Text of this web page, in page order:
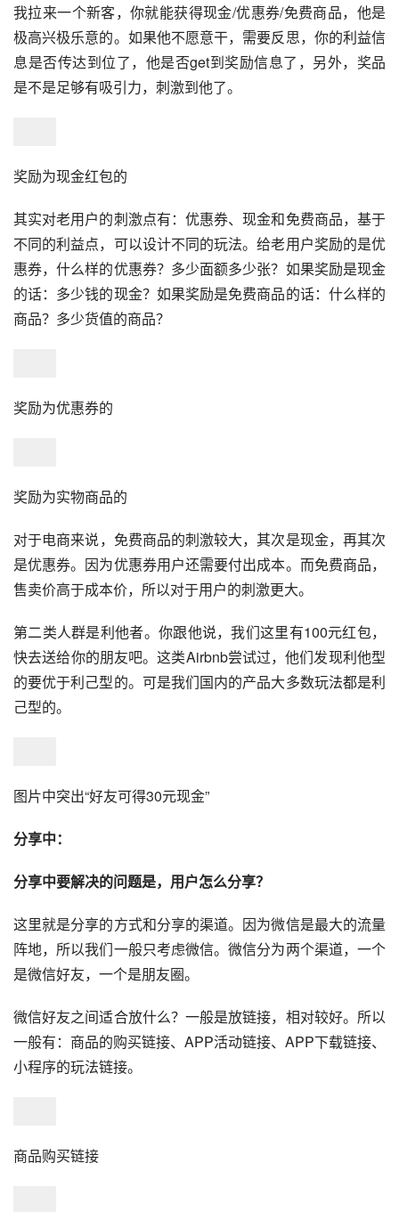
我拉来一个新客，你就能获得现金/优惠券/免费商品，他是
极高兴极乐意的。如果他不愿意干，需要反思，你的利益信
息是否传达到位了，他是否get到奖励信息了，另外，奖品
是不是足够有吸引力，刺激到他了。
奖励为现金红包的
其实对老用户的刺激点有：优惠券、现金和免费商品，基于
不同的利益点，可以设计不同的玩法。给老用户奖励的是优
惠券，什么样的优惠券？多少面额多少张？如果奖励是现金
的话：多少钱的现金？如果奖励是免费商品的话：什么样的
商品？多少货值的商品？
奖励为优惠券的
奖励为实物商品的
对于电商来说，免费商品的刺激较大，其次是现金，再其次
是优惠券。因为优惠券用户还需要付出成本。而免费商品，
售卖价高于成本价，所以对于用户的刺激更大。
第二类人群是利他者。你跟他说，我们这里有100元红包，
快去送给你的朋友吧。这类Airbnb尝试过，他们发现利他型
的要优于利己型的。可是我们国内的产品大多数玩法都是利
己型的。
图片中突出“好友可得30元现金”
分享中：
分享中要解决的问题是，用户怎么分享？
这里就是分享的方式和分享的渠道。因为微信是最大的流量
阵地，所以我们一般只考虑微信。微信分为两个渠道，一个
是微信好友，一个是朋友圈。
微信好友之间适合放什么？一般是放链接，相对较好。所以
一般有：商品的购买链接、APP活动链接、APP下载链接、
小程序的玩法链接。
商品购买链接